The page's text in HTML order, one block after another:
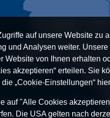
auf unsere Website zu
und Analysen weiter.
von Ihnen erhalten
akzeptieren“ erteilen. Sie
„Cookie-Einstellungen“
"Alle Cookies
Die USA gelten nach